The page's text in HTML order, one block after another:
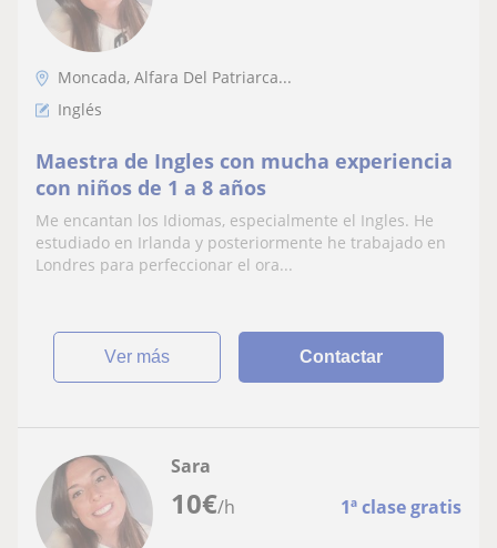
Moncada, Alfara Del Patriarca...
Inglés
Maestra de Ingles con mucha experiencia
con niños de 1 a 8 años
Me encantan los Idiomas, especialmente el Ingles. He
estudiado en Irlanda y posteriormente he trabajado en
Londres para perfeccionar el ora...
ver más Contactar
10€/h 1ª clase gratis
Sara